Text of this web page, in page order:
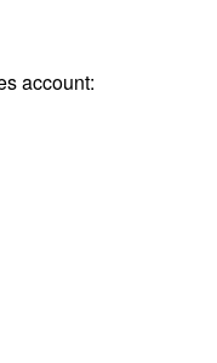
account: